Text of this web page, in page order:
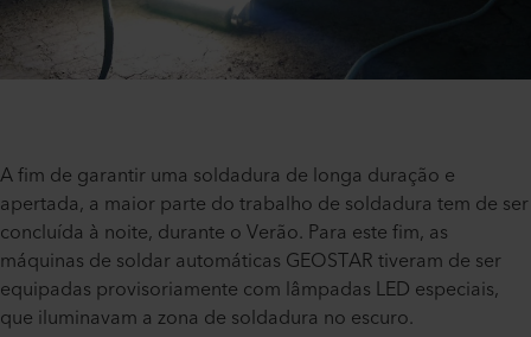
A fim de garantir uma soldadura de longa duração e
apertada, a maior parte do trabalho de soldadura tem de ser
concluída à noite, durante o Verão. Para este fim, as
máquinas de soldar automáticas GEOSTAR tiveram de ser
equipadas provisoriamente com lâmpadas LED especiais,
que iluminavam a zona de soldadura no escuro.